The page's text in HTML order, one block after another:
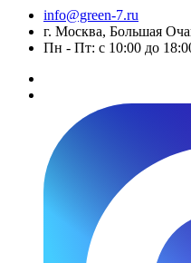
info@green-7.ru
г. Москва, Большая
Пн - Пт: с 10:00 до